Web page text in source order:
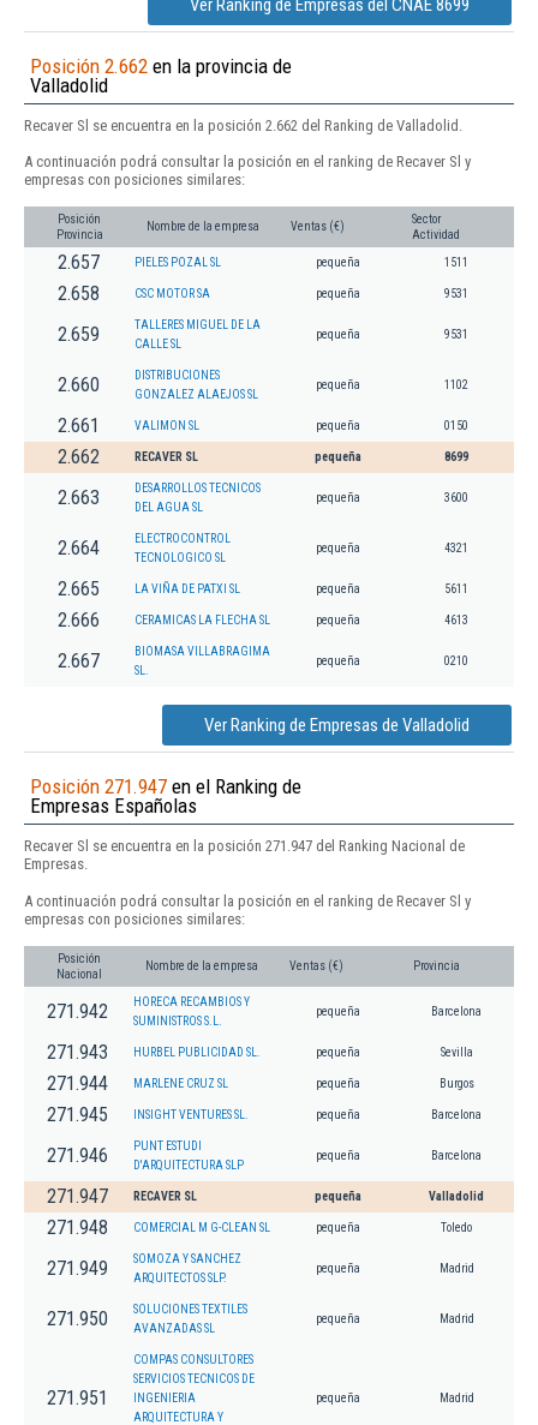
Ver Ranking de Empresas del CNAE 8699
Posición 2.662 en la provincia de
Valladolid
Recaver Sl se encuentra en la posición 2.662 del Ranking de Valladolid.
A continuación podrá consultar la posición en el ranking de Recaver Sl y
empresas con posiciones similares:
Posición
Provincia
Nombre de la empresa Ventas (€)
Sector
Actividad
2.657 PIELES POZAL SL pequeña 1511
2.658 CSC MOTOR SA pequeña 9531
2.659
TALLERES MIGUEL DE LA
CALLE SL
pequeña 9531
2.660
DISTRIBUCIONES
GONZALEZ ALAEJOS SL
pequeña 1102
2.661 VALIMON SL pequeña 0150
2.662 RECAVER SL pequeña 8699
2.663
DESARROLLOS TECNICOS
DEL AGUA SL
pequeña 3600
2.664
ELECTROCONTROL
TECNOLOGICO SL
pequeña 4321
2.665 LA VIÑA DE PATXI SL pequeña 5611
2.666 CERAMICAS LA FLECHA SL pequeña 4613
2.667
BIOMASA VILLABRAGIMA
SL.
pequeña 0210
Ver Ranking de Empresas de Valladolid
Posición 271.947 en el Ranking de
Empresas Españolas
Recaver Sl se encuentra en la posición 271.947 del Ranking Nacional de
Empresas.
A continuación podrá consultar la posición en el ranking de Recaver Sl y
empresas con posiciones similares:
Posición
Nacional
Nombre de la empresa Ventas (€) Provincia
271.942
HORECA RECAMBIOS Y
SUMINISTROS S.L.
pequeña Barcelona
271.943 HURBEL PUBLICIDAD SL. pequeña Sevilla
271.944 MARLENE CRUZ SL pequeña Burgos
271.945 INSIGHT VENTURES SL. pequeña Barcelona
271.946
PUNT ESTUDI
D'ARQUITECTURA SLP
pequeña Barcelona
271.947 RECAVER SL pequeña Valladolid
271.948 COMERCIAL M G-CLEAN SL pequeña Toledo
271.949
SOMOZA Y SANCHEZ
ARQUITECTOS SLP.
pequeña Madrid
271.950
SOLUCIONES TEXTILES
AVANZADAS SL
pequeña Madrid
271.951
COMPAS CONSULTORES
SERVICIOS TECNICOS DE
INGENIERIA
ARQUITECTURA Y
pequeña Madrid